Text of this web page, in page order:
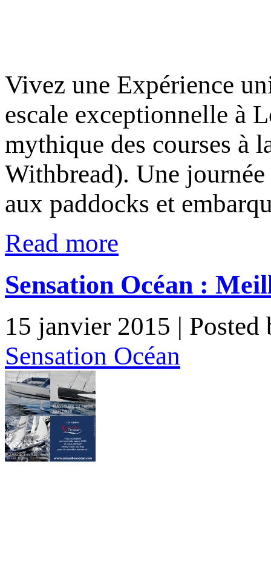
Vivez une Expérience
escale exceptionnelle à
mythique des courses à
Withbread). Une
aux paddocks et
Read more
Sensation Océan :
15 janvier 2015 |
Sensation Océan